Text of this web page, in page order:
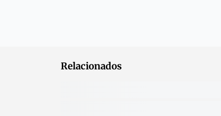
Relacionados